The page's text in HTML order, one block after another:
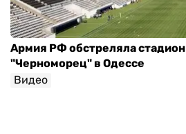
Армия РФ обстреляла стадион
"Черноморец" в Одессе
Видео